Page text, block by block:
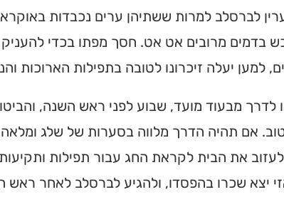
לברסלב למרות ששתיהן ערים נכבדות
בדמים מרובים אט אט. חסך מפתו בכדי להעניק
למען יעלה זיכרונו לטובה בתפילות הארוכות
לדרך מבעוד מועד, שבוע לפני ראש השנה, והביטו
אם תהיה הדרך מלווה בסערות של שלג ומלאה
את הבית לקראת החג עבור תפילות
יצא שכרו בהפסדו, ולהגיע לברסלב לאחר ראש